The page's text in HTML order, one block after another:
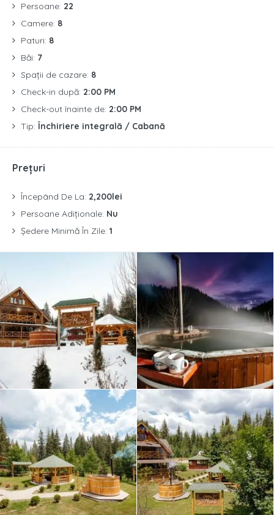
Persoane: 22
Camere: 8
Paturi: 8
Băi: 7
Spații de cazare: 8
Check-in după: 2:00 PM
Check-out înainte de: 2:00 PM
Tip: Închiriere integrală / Cabană
Prețuri
Începând De La: 2,200lei
Persoane Adiționale: Nu
Ședere Minimă În Zile: 1